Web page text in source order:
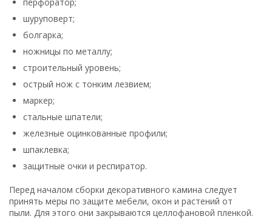
шуруповерт;
болгарка;
ножницы по металлу;
строительный уровень;
острый нож с тонким лезвием;
маркер;
стальные шпатели;
железные оцинкованные профили;
шпаклевка;
защитные очки и респиратор.
Перед началом сборки декоративного камина следует
принять меры по защите мебели, окон и растений от
пыли. Для этого они закрываются целлофановой пленкой.